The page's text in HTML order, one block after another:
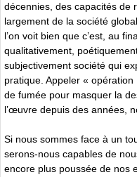
décennies, des capacités de
largement de la société
l’on voit bien que c’est, au
qualitativement,
subjectivement société qui
pratique. Appeler « opération
de fumée pour masquer la
l’œuvre depuis des années,
Si nous sommes face à un
serons-nous capables de
encore plus poussée de nos